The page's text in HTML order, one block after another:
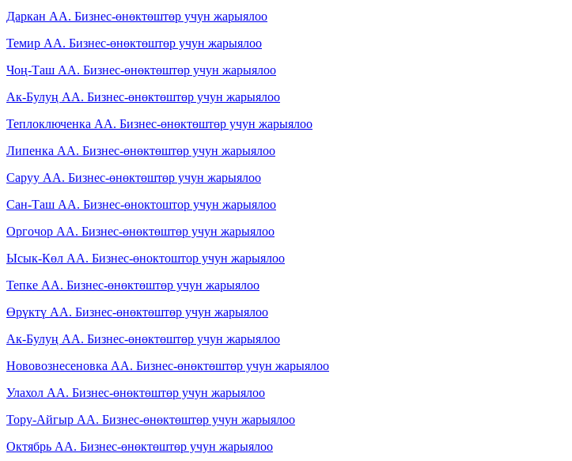
Даркан АА. Бизнес-өнөктөштөр учун жарыялоо
Темир АА. Бизнес-өнөктөштөр учун жарыялоо
Чоң-Таш АА. Бизнес-өнөктөштөр учун жарыялоо
Ак-Булуң АА. Бизнес-өнөктөштөр учун жарыялоо
Теплоключенка АА. Бизнес-өнөктөштөр учун жарыялоо
Липенка АА. Бизнес-өнөктөштөр учун жарыялоо
Саруу АА. Бизнес-өнөктөштөр учун жарыялоо
Сан-Таш АА. Бизнес-өноктоштор учун жарыялоо
Оргочор АА. Бизнес-өнөктөштөр учун жарыялоо
Ысык-Көл АА. Бизнес-өноктоштор учун жарыялоо
Тепке АА. Бизнес-өнөктөштөр учун жарыялоо
Өрүктү АА. Бизнес-өнөктөштөр учун жарыялоо
Ак-Булуң АА. Бизнес-өнөктөштөр учун жарыялоо
Нововознесеновка АА. Бизнес-өнөктөштөр учун жарыялоо
Улахол АА. Бизнес-өнөктөштөр учун жарыялоо
Тору-Айгыр АА. Бизнес-өнөктөштөр учун жарыялоо
Октябрь АА. Бизнес-өнөктөштөр учун жарыялоо